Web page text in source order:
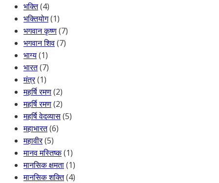
भक्ति(4)
भक्तियोग(1)
भगवान कृष्ण(7)
भगवान शिव(7)
भाग्य(1)
भारत(7)
मंत्र(1)
महर्षि रमण(2)
महर्षि रमण(2)
महर्षि वेदव्यास(5)
महाभारत(6)
महावीर(5)
मानव मस्तिष्क(1)
मानसिक क्षमता(1)
मानसिक शक्ति(4)